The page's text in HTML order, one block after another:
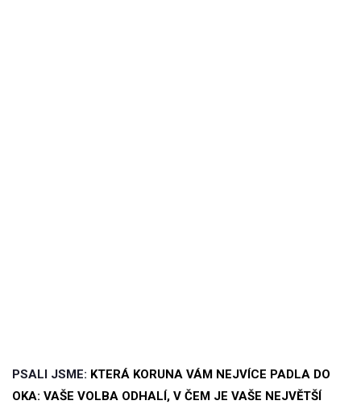
PSALI JSME: KTERÁ KORUNA VÁM NEJVÍCE PADLA DO
OKA: VAŠE VOLBA ODHALÍ, V ČEM JE VAŠE NEJVĚTŠÍ